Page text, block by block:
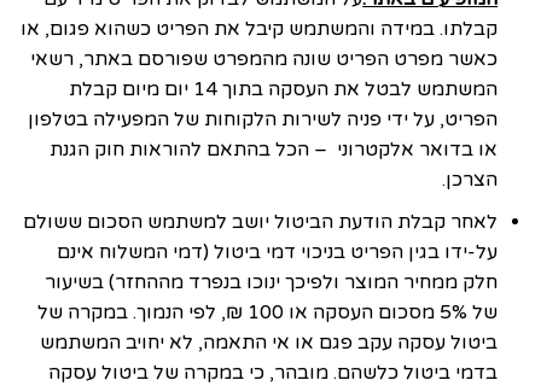
קבלתו. במידה והמשתמש קיבל את הפריט כשהוא פגום, או
כאשר מפרט הפריט שונה מהמפרט שפורסם באתר, רשאי
המשתמש לבטל את העסקה בתוך 14 יום מיום קבלת
הפריט, על ידי פניה לשירות הלקוחות של המפעילה בטלפון
או בדואר אלקטרוני – הכל בהתאם להוראות חוק הגנת
הצרכן.
לאחר קבלת הודעת הביטול יושב למשתמש הסכום ששולם
על-ידו בגין הפריט בניכוי דמי ביטול (דמי המשלוח אינם
חלק ממחיר המוצר ולפיכך ינוכו בנפרד מההחזר) בשיעור
של 5% מסכום העסקה או 100 ₪, לפי הנמוך. במקרה של
ביטול עסקה עקב פגם או אי התאמה, לא יחויב המשתמש
בדמי ביטול כלשהם. מובהר, כי במקרה של ביטול עסקה